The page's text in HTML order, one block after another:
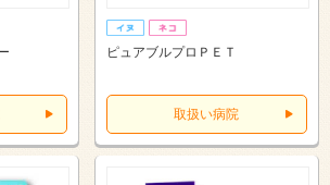
ピュアブルプロＰＥＴ
取扱い病院